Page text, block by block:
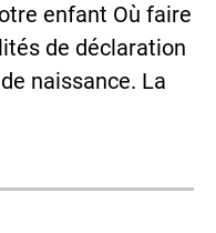
enfant Où faire
de déclaration
naissance. La